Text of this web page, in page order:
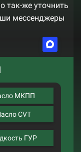
так-же уточнить
мессенджеры
МКПП
CVT
ГУР